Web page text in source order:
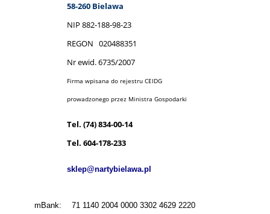
58-260 Bielawa
NIP 882-188-98-23
REGON 020488351
Nr ewid. 6735/2007
Firma wpisana do rejestru CEIDG
prowadzonego przez Ministra Gospodarki
Tel. (74) 834-00-14
Tel. 604-178-233
sklep@nartybielawa.pl
mBank: 71 1140 2004 0000 3302 4629 2220